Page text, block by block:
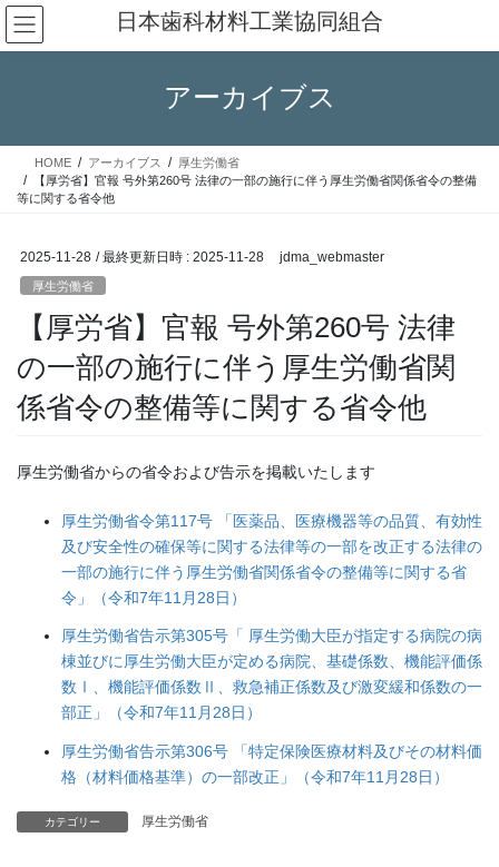
コ
ン
テ
ス
ナ
ビ
ゲ
ン
日本歯科材料工業協同組合
アーカイブス
HOME アーカイブス
厚生労働省
【厚労省】官報 号外第260号 法律の一部の施行に伴う厚生労働省関係省令の整備
等に関する省令他
2025-11-28 / 最終更新日時 : 2025-11-28 jdma_webmaster
厚生労働省
【厚労省】官報 号外第260号 法律
の一部の施行に伴う厚生労働省関
係省令の整備等に関する省令他
厚生労働省からの省令および告示を掲載いたします
厚生労働省令第117号 「医薬品、医療機器等の品質、有効性
及び安全性の確保等に関する法律等の一部を改正する法律の
一部の施行に伴う厚生労働省関係省令の整備等に関する省
令」（令和7年11月28日）
厚生労働省告示第305号「 厚生労働大臣が指定する病院の病
棟並びに厚生労働大臣が定める病院、基礎係数、機能評価係
数Ⅰ、機能評価係数Ⅱ、救急補正係数及び激変緩和係数の一
部正」（令和7年11月28日）
厚生労働省告示第306号 「特定保険医療材料及びその材料価
格（材料価格基準）の一部改正」（令和7年11月28日）
カテゴリー 厚生労働省